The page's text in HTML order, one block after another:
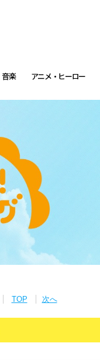
音楽 アニメ・ヒーロー
TOP 次へ